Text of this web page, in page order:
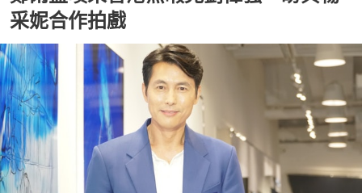
采妮合作拍戲